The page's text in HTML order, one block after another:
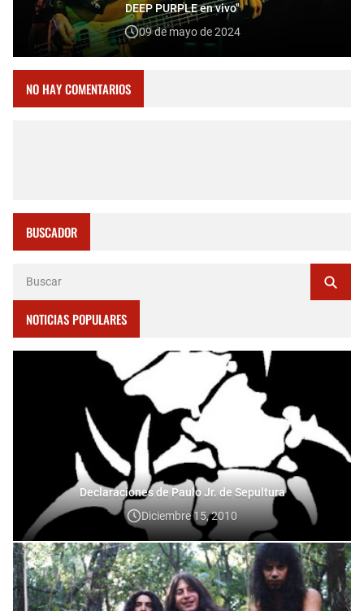
DEEP PURPLE en vivo"
09 de mayo de 2024
NO HAY COMENTARIOS
BUSCADOR
NOTICIAS POPULARES
Declaraciones de Paulo Jr. de Sepultura
Diciembre 15, 2010